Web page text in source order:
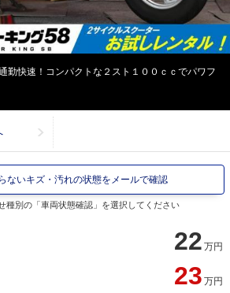
勤快速！コンパクトな２スト１００ｃｃでパワフ
ないキズ・汚れの状態をメールで確認
種別の「車両状態確認」を選択してください
22 万円
23 万円